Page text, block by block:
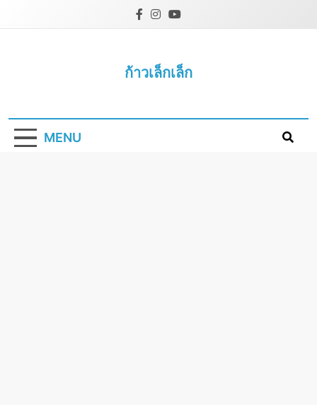
ก้าวเล็กเล็ก
MENU